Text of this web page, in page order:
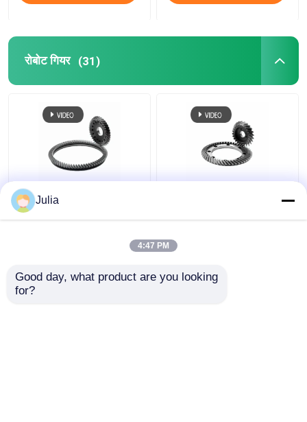
रोबोट गियर (31)
रोबोट संयुक्त गियर संयुक्त
ट्रांसमिशन के लिए हेलिकल
Julia
4:47 PM
Good day, what product are you looking
for?